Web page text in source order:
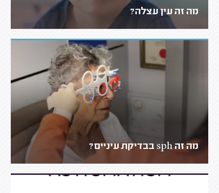
מה זה עין עצלה?
מה זה sph בבדיקת עיניים?